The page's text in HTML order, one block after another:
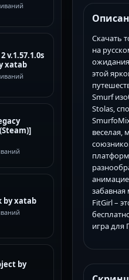
v.1.57.1.0s
xatab
by xatab
by
Скачать
на
этой
Smurf
Stolas,
веселая,
забавная
FitGirl –
игра для